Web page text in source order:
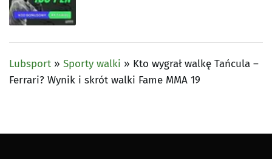
Lubsport » Sporty walki » Kto wygrał walkę Tańcula –
Ferrari? Wynik i skrót walki Fame MMA 19